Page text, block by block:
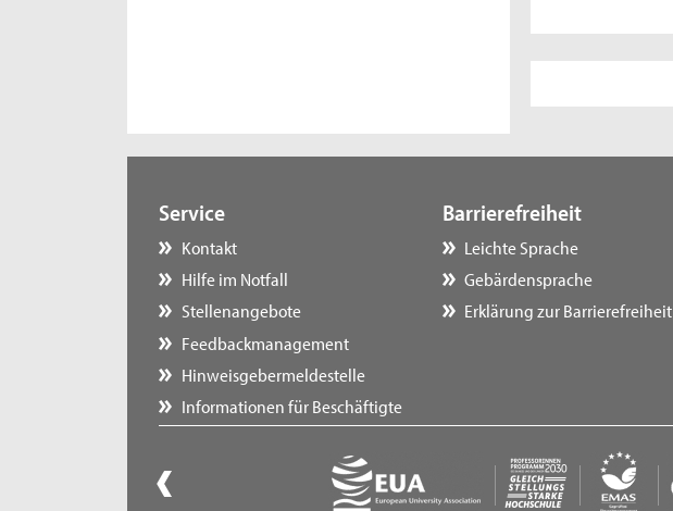
Service
Kontakt
Hilfe im Notfall
Stellenangebote
Feedbackmanagement
Hinweisgebermeldestelle
Informationen für Beschäftigte
Barrierefreiheit
Leichte Sprache
Gebärdensprache
Erklärung zur Barrierefreiheit